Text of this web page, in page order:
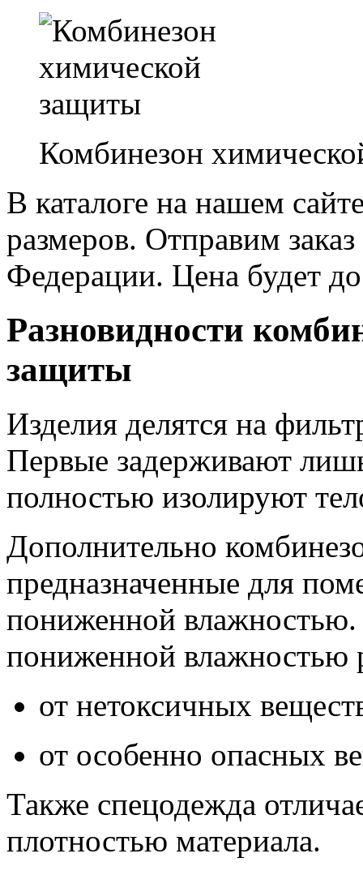
Комбинезон
В каталоге на нашем
размеров. Отправим
Федерации. Цена будет
Разновидности
защиты
Изделия делятся на
Первые задерживают
полностью изолируют
Дополнительно
предназначенные для
пониженной
пониженной влажностью
от нетоксичных
от особенно опасных
Также спецодежда
плотностью материала.